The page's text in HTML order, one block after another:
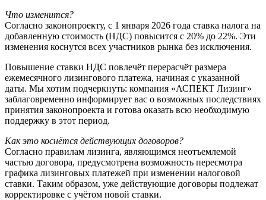
Что изменится?
Согласно законопроекту, с 1 января 2026 года ставка налога на
добавленную стоимость (НДС) повысится с 20% до 22%. Эти
изменения коснутся всех участников рынка без исключения.
Повышение ставки НДС повлечёт перерасчёт размера
ежемесячного лизингового платежа, начиная с указанной
даты. Мы хотим подчеркнуть: компания «АСПЕКТ Лизинг»
заблаговременно информирует вас о возможных последствиях
принятия законопроекта и готова оказать всю необходимую
поддержку в этот период.
Как это коснётся действующих договоров?
Согласно правилам лизинга, являющимся неотъемлемой
частью договора, предусмотрена возможность пересмотра
графика лизинговых платежей при изменении налоговой
ставки. Таким образом, уже действующие договоры подлежат
корректировке с учётом новой ставки.